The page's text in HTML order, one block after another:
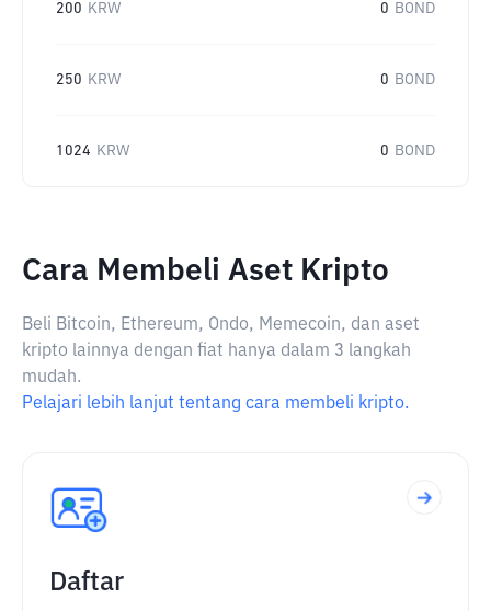
200 KRW 0 BOND
250 KRW 0 BOND
1024 KRW 0 BOND
Cara Membeli Aset Kripto
Beli Bitcoin, Ethereum, Ondo, Memecoin, dan aset
kripto lainnya dengan fiat hanya dalam 3 langkah
mudah.
Pelajari lebih lanjut tentang cara membeli kripto.
Daftar